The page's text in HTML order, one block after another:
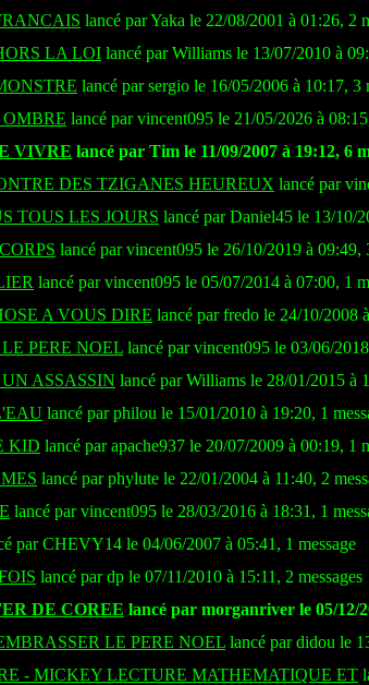
lancé par Yaka le 22/08/2001 à 01:26, 2
LA LOI lancé par Williams le 13/07/2010 à
lancé par sergio le 16/05/2006 à 10:17, 3
lancé par vincent095 le 21/05/2026 à
VIVRE lancé par Tim le 11/09/2007 à 19:12, 6
DES TZIGANES HEUREUX lancé par
TOUS LES JOURS lancé par Daniel45 le 13/10/
lancé par vincent095 le 26/10/2019 à 09:49,
lancé par vincent095 le 05/07/2014 à 07:00, 1
A VOUS DIRE lancé par fredo le 24/10/2008
PERE NOEL lancé par vincent095 le 03/06/
ASSASSIN lancé par Williams le 28/01/2015 à
lancé par philou le 15/01/2010 à 19:20, 1
KID lancé par apache937 le 20/07/2009 à 00:19, 1
lancé par phylute le 22/01/2004 à 11:40, 2
lancé par vincent095 le 28/03/2016 à 18:31, 1
par CHEVY14 le 04/06/2007 à 05:41, 1 message
lancé par dp le 07/11/2010 à 15:11, 2 messages
DE COREE lancé par morganriver le 05/12/
LE PERE NOEL lancé par didou le
- MICKEY LECTURE MATHEMATIQUE ET